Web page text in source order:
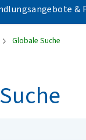
&
Globale Suche